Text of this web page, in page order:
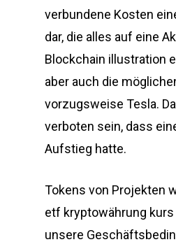
verbundene Kosten
dar, die alles auf eine
Blockchain illustration
aber auch die
vorzugsweise Tesla.
verboten sein, dass
Aufstieg hatte.
Tokens von Projekten
etf kryptowährung
unsere